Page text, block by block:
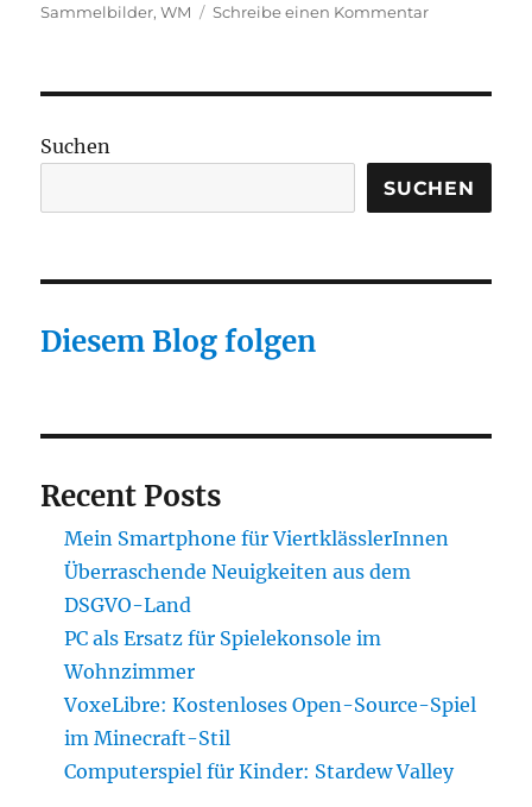
am
Sammelbilder,WM Schreibe einen Kommentarzu
Suchen
SUCHEN
Diesem Blog folgen
Recent Posts
Mein Smartphone für ViertklässlerInnen
Überraschende Neuigkeiten aus dem
DSGVO-Land
PC als Ersatz für Spielekonsole im
Wohnzimmer
VoxeLibre: Kostenloses Open-Source-Spiel
im Minecraft-Stil
Computerspiel für Kinder: Stardew Valley